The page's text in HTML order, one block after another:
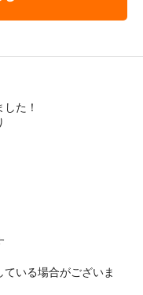
た！
いる場合がございま